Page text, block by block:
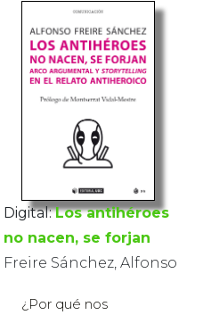
Digital: Los antihéroes
no nacen, se forjan
Freire Sánchez, Alfonso
¿Por qué nos